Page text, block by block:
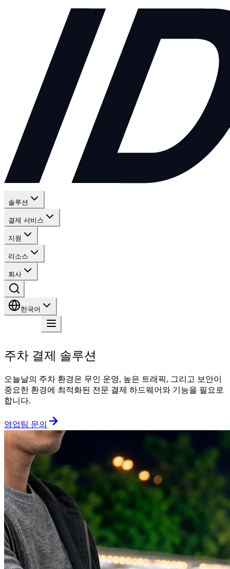
솔루션
결제 서비스
지원
리소스
회사
한국어
주차 결제 솔루션
오늘날의 주차 환경은 무인 운영, 높은 트래픽, 그리고 보안이
중요한 환경에 최적화된 전문 결제 하드웨어와 기능을 필요로
합니다.
영업팀 문의